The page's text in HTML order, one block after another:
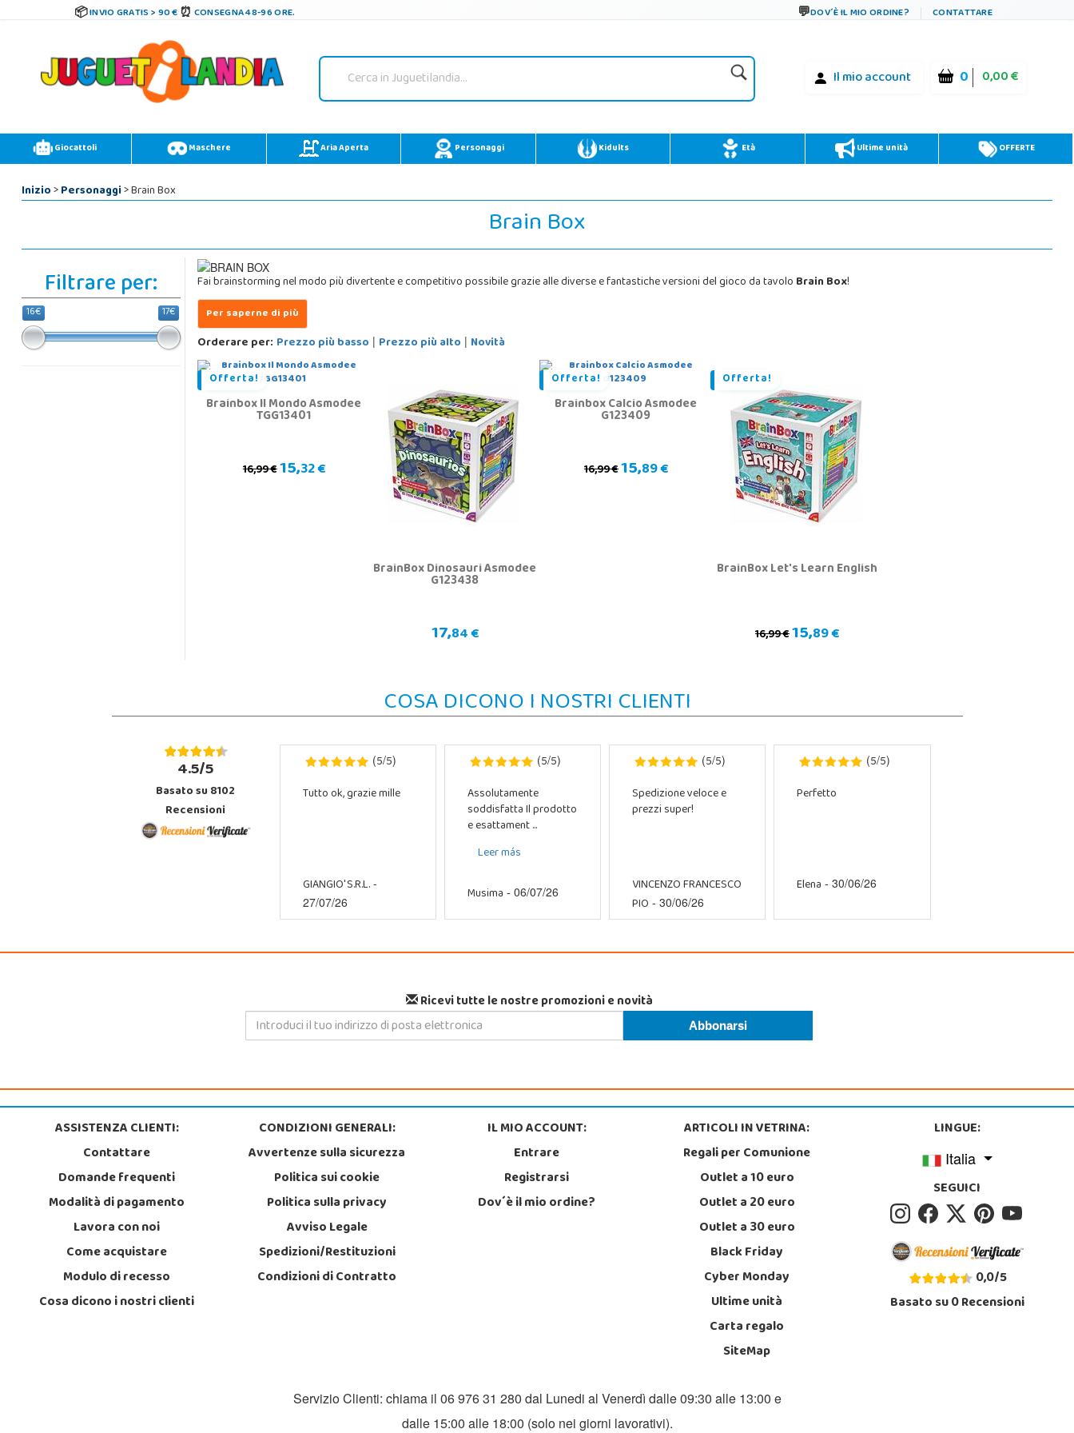
INVIO GRATIS > 90 € CONSEGNA 48-96 ORE. DOV´È IL MIO ORDINE? CONTATTARE
Il mio account 0 0,00 €
Giocattoli Maschere Aria Aperta Personaggi Kidults Età Ultime unità OFFERTE
Inizio>Personaggi> Brain Box
Brain Box
Filtrare per:
16€ 17€
Fai brainstorming nel modo più divertente e competitivo possibile grazie alle diverse e fantastiche versioni del gioco da tavoloBrain Box!
Orderare per: Prezzo più basso | Prezzo più alto | Novità
Offerta!
Brainbox Il Mondo Asmodee
TGG13401
16,99 €15,32 €
BrainBox Dinosauri Asmodee
G123438
17,84 €
Offerta!
Brainbox Calcio Asmodee
G123409
16,99 €15,89 €
Offerta!
BrainBox Let's Learn English
16,99 €15,89 €
COSA DICONO I NOSTRI CLIENTI
4.5/5
Basato su 8102
Recensioni
(5/5)
Tutto ok, grazie mille
GIANGIO' S.R.L.-
27/07/26
(5/5)
Assolutamente
soddisfatta Il prodotto
e esattament ...
Leer más
Musima - 06/07/26
(5/5)
Spedizione veloce e
prezzi super!
VINCENZO FRANCESCO
PIO - 30/06/26
(5/5)
Perfetto
Elena - 30/06/26
Ricevi tutte le nostre promozioni e novità
ASSISTENZA CLIENTI:
Contattare
Domande frequenti
Modalità di pagamento
Lavora con noi
Come acquistare
Modulo di recesso
Cosa dicono i nostri clienti
CONDIZIONI GENERALI:
Avvertenze sulla sicurezza
Politica sui cookie
Politica sulla privacy
Avviso Legale
Spedizioni/Restituzioni
Condizioni di Contratto
IL MIO ACCOUNT:
Entrare
Registrarsi
Dov´è il mio ordine?
ARTICOLI IN VETRINA:
Regali per Comunione
Outlet a 10 euro
Outlet a 20 euro
Outlet a 30 euro
Black Friday
Cyber Monday
Ultime unità
Carta regalo
SiteMap
LINGUE:
Italia
SEGUICI
0,0/5
Basato su0Recensioni
Servizio Clienti: chiama il 06 976 31 280 dal Lunedi al Venerdì dalle 09:30 alle 13:00 e
dalle 15:00 alle 18:00 (solo nei giorni lavorativi).